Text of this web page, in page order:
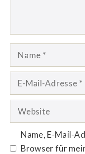
Name
Website
Name, E-Mail-
Browser für